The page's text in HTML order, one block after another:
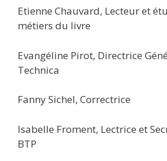
Etienne Chauvard, Lecteur et
métiers du livre
Evangéline Pirot, Directrice
Technica
Fanny Sichel, Correctrice
Isabelle Froment, Lectrice et
BTP